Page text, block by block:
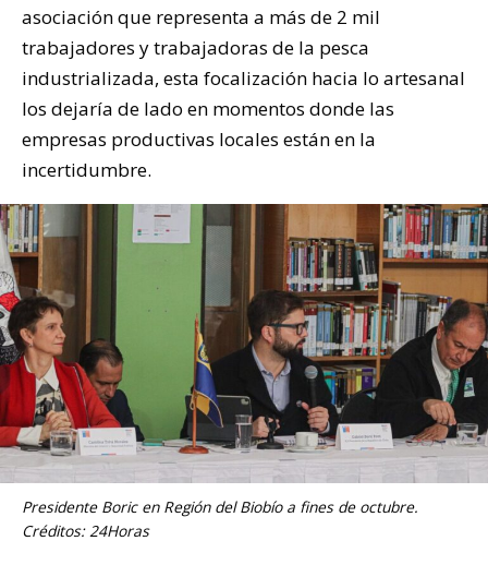
asociación que representa a más de 2 mil
trabajadores y trabajadoras de la pesca
industrializada, esta focalización hacia lo artesanal
los dejaría de lado en momentos donde las
empresas productivas locales están en la
incertidumbre.
Presidente Boric en Región del Biobío a fines de octubre.
Créditos: 24Horas